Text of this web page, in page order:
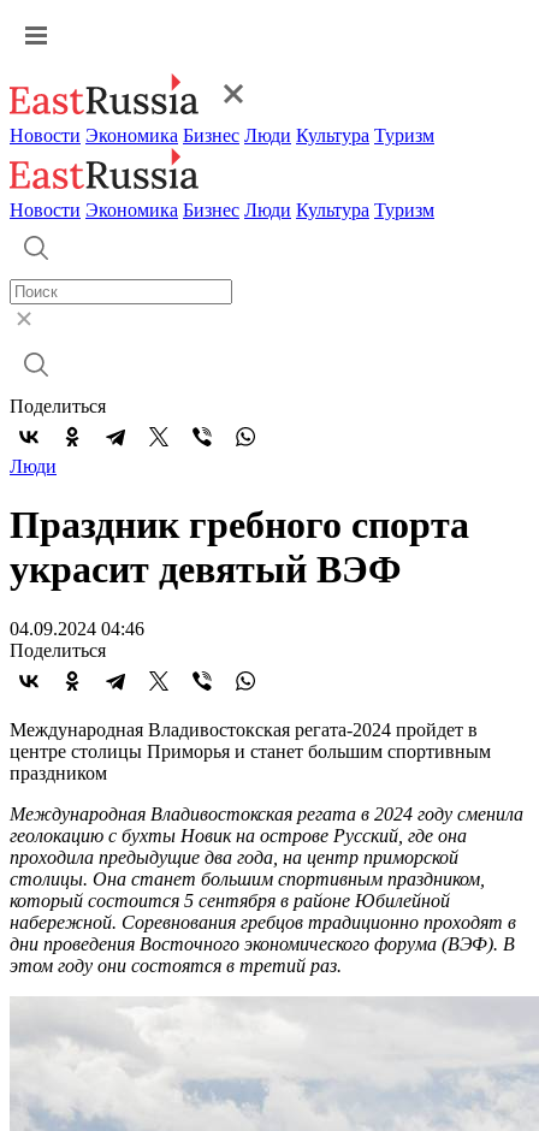
Новости Экономика Бизнес Люди Культура Туризм
Новости Экономика Бизнес Люди Культура Туризм
Поделиться
Люди
Праздник гребного спорта
украсит девятый ВЭФ
04.09.2024 04:46
Поделиться
Международная Владивостокская регата-2024 пройдет в
центре столицы Приморья и станет большим спортивным
праздником
Международная Владивостокская регата в 2024 году сменила
геолокацию с бухты Новик на острове Русский, где она
проходила предыдущие два года, на центр приморской
столицы. Она станет большим спортивным праздником,
который состоится 5 сентября в районе Юбилейной
набережной. Соревнования гребцов традиционно проходят в
дни проведения Восточного экономического форума (ВЭФ). В
этом году они состоятся в третий раз.